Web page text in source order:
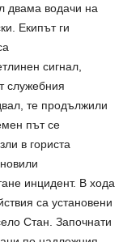
двама водачи на
Екипът ги
сигнал,
служебния
те продължили
път се
в гориста
инцидент. В хода
са установени
Стан. Започнати